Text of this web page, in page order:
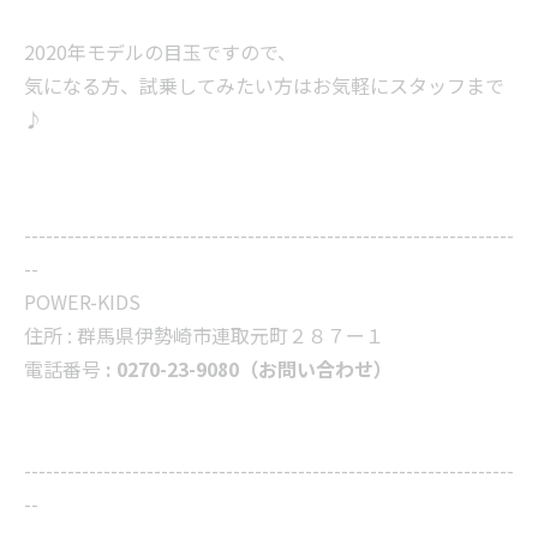
2020年モデルの目玉ですので、
気になる方、試乗してみたい方はお気軽にスタッフまで
♪
--------------------------------------------------------------------
--
POWER-KIDS
住所 : 群馬県伊勢崎市連取元町２８７ー１
電話番号 : 0270-23-9080（お問い合わせ）
--------------------------------------------------------------------
--